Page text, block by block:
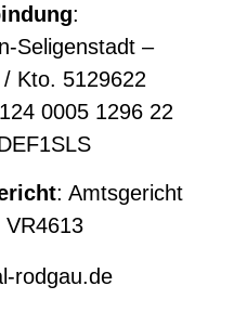
:
Seligenstadt –
Kto. 5129622
0005 1296 22
: Amtsgericht
VR4613
rodgau.de